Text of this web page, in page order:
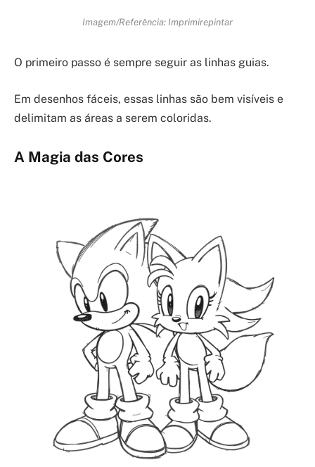
Imagem/Referência: Imprimirepintar
O primeiro passo é sempre seguir as linhas guias.
Em desenhos fáceis, essas linhas são bem visíveis e
delimitam as áreas a serem coloridas.
A Magia das Cores